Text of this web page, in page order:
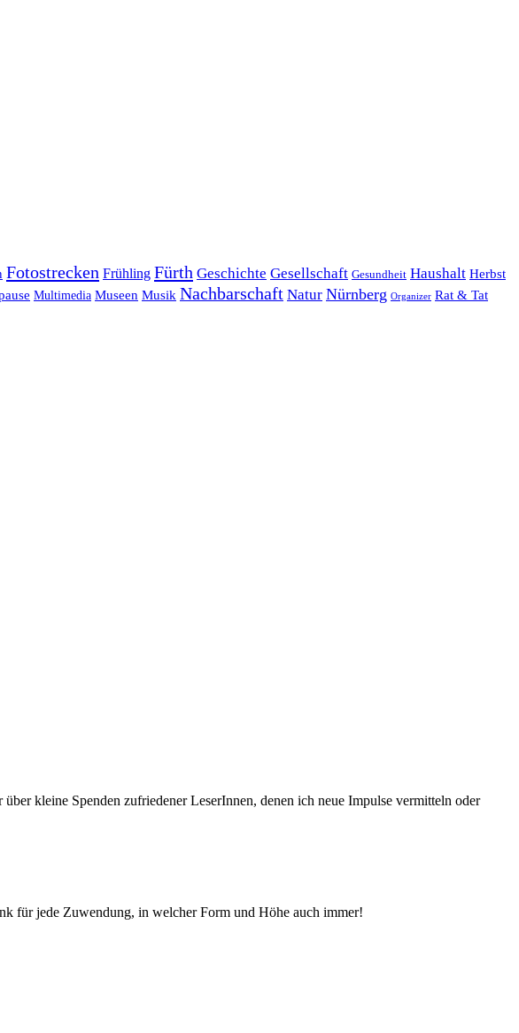
Fotostrecken Frühling Fürth Geschichte Gesellschaft Gesundheit Haushalt Herbst
Multimedia Museen Musik Nachbarschaft Natur Nürnberg Organizer Rat & Tat
kleine Spenden zufriedener Le­serInnen, denen ich neue Im­pul­se vermitteln oder
für jede Zuwendung, in welcher Form und Höhe auch immer!